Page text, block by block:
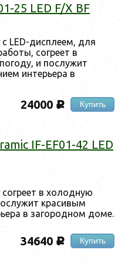
25 LED F/X BF
с LED-дисплеем, для
согреет в
и послужит
интерьера в
24000 c Купить
IF-EF01-42 LED
согреет в холодную
красивым
в загородном доме.
34640 c Купить